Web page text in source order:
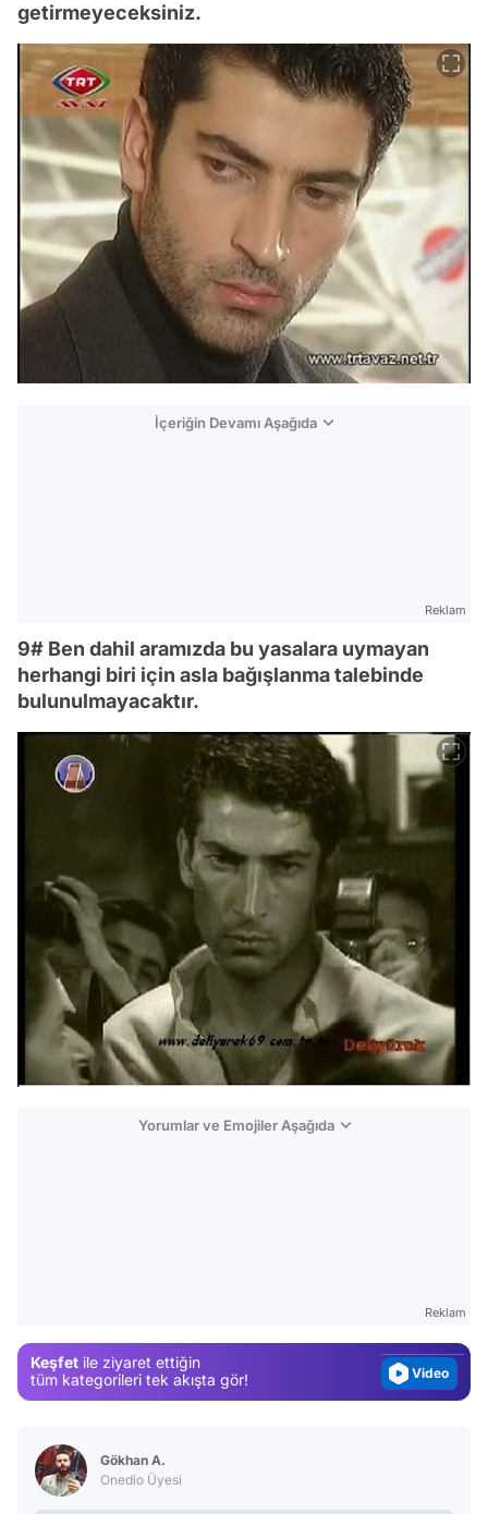
getirmeyeceksiniz.
İçeriğin Devamı Aşağıda
Reklam
9# Ben dahil aramızda bu yasalara uymayan
herhangi biri için asla bağışlanma talebinde
bulunulmayacaktır.
Yorumlar ve Emojiler Aşağıda
Reklam
Keşfet ile ziyaret ettiğin
tüm kategorileri tek akışta gör!
Video
Gökhan A.
Onedio Üyesi